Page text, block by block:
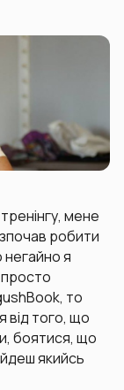
мене
робити
я
просто
то
від того, що
боятися, що
якийсь